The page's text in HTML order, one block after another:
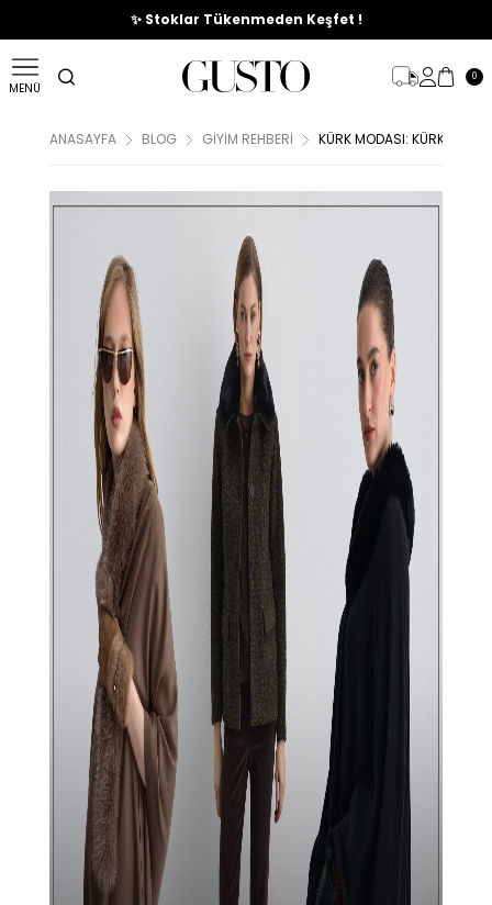
🎉%70'e Varan Büyük Yaz İndirim Başladı !
✨ Stoklar Tükenmeden Keşfet !
MENÜ
0
ANASAYFA BLOG GIYIM REHBERI KÜRK MODASI: KÜRK